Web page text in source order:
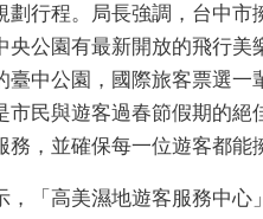
劃行程。局長強調，台中市
央公園有最新開放的飛行美
臺中公園，國際旅客票選一
市民與遊客過春節假期的絕
務，並確保每一位遊客都能
，「高美濕地遊客服務中心